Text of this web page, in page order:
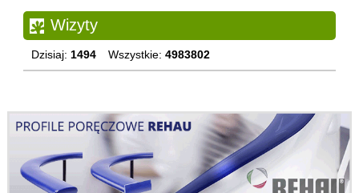
Wizyty
Dzisiaj: 1494 Wszystkie: 4983802